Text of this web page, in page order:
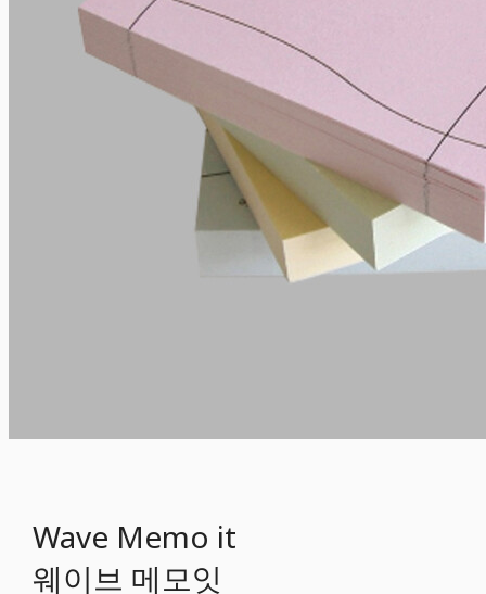
Wave Memo it
웨이브 메모잇